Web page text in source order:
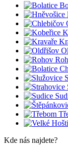
Kde nás najdete?